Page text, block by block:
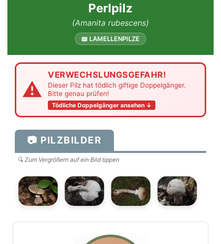
Perlpilz
(Amanita rubescens)
📖 LAMELLENPILZE
⚠
VERWECHSLUNGSGEFAHR!
Dieser Pilz hat tödlich giftige Doppelgänger.
Bitte genau prüfen!
Tödliche Doppelgänger ansehen ↓
📷 PILZBILDER
🔍 Zum Vergrößern auf ein Bild tippen